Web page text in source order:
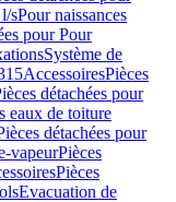
sPour naissances
pour Pour
Système de
AccessoiresPièces
détachées pour
eaux de toiture
détachées pour
vapeurPièces
Pièces
Evacuation de